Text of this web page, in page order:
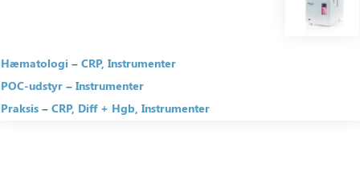
Hæmatologi CRP Instrumenter
POC-udstyr
Instrumenter
Praksis
CRP Diff + Hgb Instrumenter